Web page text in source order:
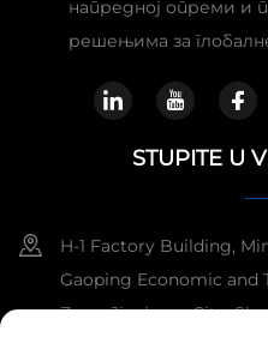
напредној опреми и
решењима за
STUPITE U
H-1 Factory Building,
Gaoping Economic and
Zone, Jincheng City,